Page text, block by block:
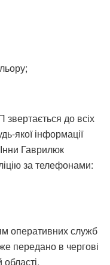
до всіх
якої інформації
Гаврилюк
за телефонами:
оперативних служб
передано в чергові
області.